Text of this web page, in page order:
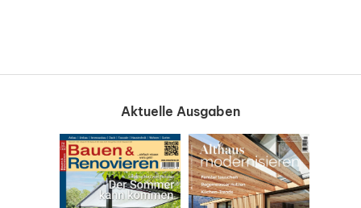
Aktuelle Ausgaben